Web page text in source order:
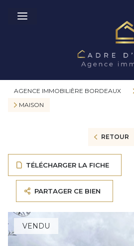
AGENCE IMMOBILIÈRE BORDEAUX
MAISON
RETOUR
TÉLÉCHARGER LA FICHE
PARTAGER CE BIEN
VENDU